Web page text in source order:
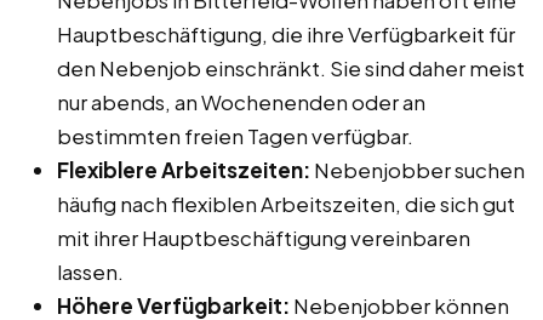
Hauptbeschäftigung, die ihre Verfügbarkeit für
den Nebenjob einschränkt. Sie sind daher meist
nur abends, an Wochenenden oder an
bestimmten freien Tagen verfügbar.
Flexiblere Arbeitszeiten: Nebenjobber suchen
häufig nach flexiblen Arbeitszeiten, die sich gut
mit ihrer Hauptbeschäftigung vereinbaren
lassen.
Höhere Verfügbarkeit: Nebenjobber können